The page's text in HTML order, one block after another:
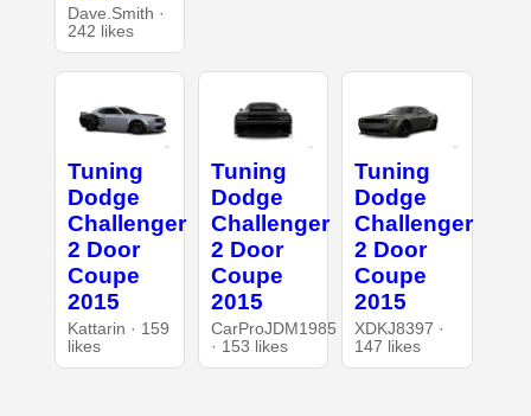
Dave.Smith ·
242 likes
Tuning
Dodge
Challenger
2 Door
Coupe
2015
Kattarin · 159
likes
Tuning
Dodge
Challenger
2 Door
Coupe
2015
CarProJDM1985
· 153 likes
Tuning
Dodge
Challenger
2 Door
Coupe
2015
XDKJ8397 ·
147 likes